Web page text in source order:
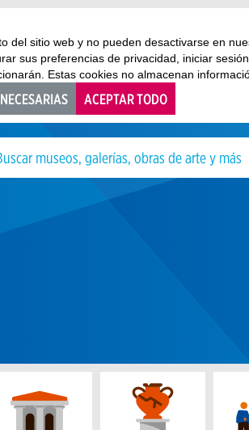
del sitio web y no pueden desactivarse en
sus preferencias de privacidad, iniciar
Estas cookies no almacenan
ACEPTAR TODO